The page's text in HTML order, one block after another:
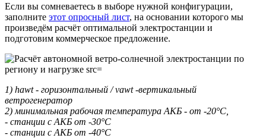
Если вы сомневаетесь в выборе нужной конфигурации,
заполните этот опросный лист, на основании которого мы
произведём расчёт оптимальной электростанции и
подготовим коммерческое предложение.
1) hawt - горизонтальный / vawt -вертикальный
ветрогенератор
2) минимальная рабочая температура АКБ - от -20°С,
- станции с АКБ от -30°С
- станции с АКБ от -40°С